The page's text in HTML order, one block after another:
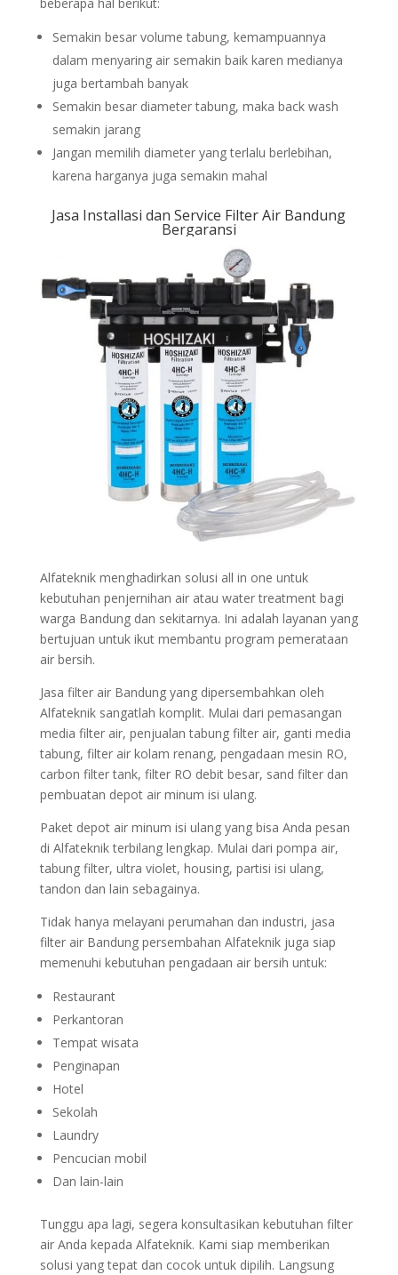
beberapa hal berikut:
Semakin besar volume tabung, kemampuannya
dalam menyaring air semakin baik karen medianya
juga bertambah banyak
Semakin besar diameter tabung, maka back wash
semakin jarang
Jangan memilih diameter yang terlalu berlebihan,
karena harganya juga semakin mahal
Jasa Installasi dan Service Filter Air Bandung
Bergaransi
Alfateknik menghadirkan solusi all in one untuk
kebutuhan penjernihan air atau water treatment bagi
warga Bandung dan sekitarnya. Ini adalah layanan yang
bertujuan untuk ikut membantu program pemerataan
air bersih.
Jasa filter air Bandung yang dipersembahkan oleh
Alfateknik sangatlah komplit. Mulai dari pemasangan
media filter air, penjualan tabung filter air, ganti media
tabung, filter air kolam renang, pengadaan mesin RO,
carbon filter tank, filter RO debit besar, sand filter dan
pembuatan depot air minum isi ulang.
Paket depot air minum isi ulang yang bisa Anda pesan
di Alfateknik terbilang lengkap. Mulai dari pompa air,
tabung filter, ultra violet, housing, partisi isi ulang,
tandon dan lain sebagainya.
Tidak hanya melayani perumahan dan industri, jasa
filter air Bandung persembahan Alfateknik juga siap
memenuhi kebutuhan pengadaan air bersih untuk:
Restaurant
Perkantoran
Tempat wisata
Penginapan
Hotel
Sekolah
Laundry
Pencucian mobil
Dan lain-lain
Tunggu apa lagi, segera konsultasikan kebutuhan filter
air Anda kepada Alfateknik. Kami siap memberikan
solusi yang tepat dan cocok untuk dipilih. Langsung